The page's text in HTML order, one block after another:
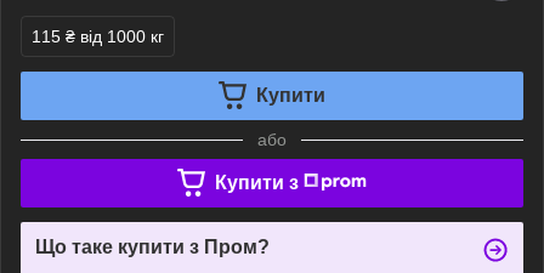
115 ₴ від 1000 кг
Купити
або
Купити з
Що таке купити з Пром?